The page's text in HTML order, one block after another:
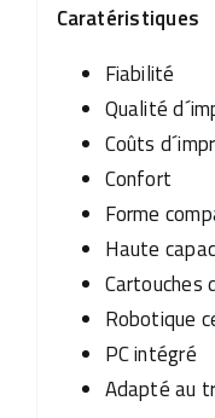
Caratéristiques
Fiabilité
Qualité
Coûts
Confort
Forme
Haute
Cartouches
Robotique
PC intégré
Adapté au